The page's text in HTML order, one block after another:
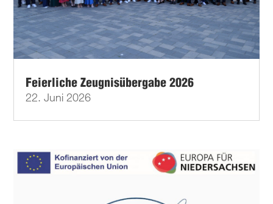
Feierliche Zeugnisübergabe 2026
22. Juni 2026